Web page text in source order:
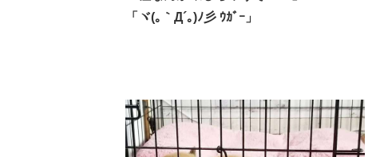
「ヾ(｡｀Д´｡)ﾉ彡 ｳｶﾞｰ」